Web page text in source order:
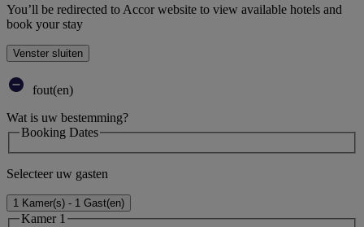
You’ll be redirected to Accor website to view available hotels and
book your stay
Venster sluiten
fout(en)
Wat is uw bestemming?
Booking Dates
Selecteer uw gasten
1 Kamer(s) - 1 Gast(en)
Kamer 1